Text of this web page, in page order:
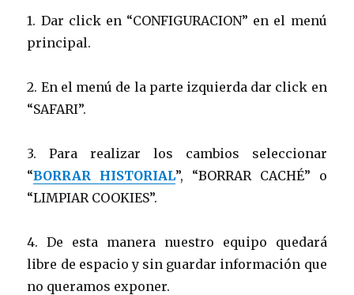
1. Dar click en “CONFIGURACION” en el menú
principal.
2. En el menú de la parte izquierda dar click en
“SAFARI”.
3. Para realizar los cambios seleccionar
“BORRAR HISTORIAL”, “BORRAR CACHÉ” o
“LIMPIAR COOKIES”.
4. De esta manera nuestro equipo quedará
libre de espacio y sin guardar información que
no queramos exponer.